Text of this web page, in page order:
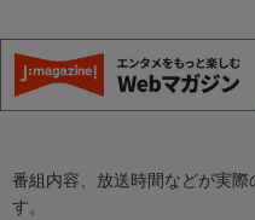
番組内容、放送時間などが実
す。